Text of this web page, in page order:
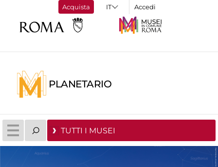
Acquista Accedi
PLANETARIO
TUTTI I MUSEI